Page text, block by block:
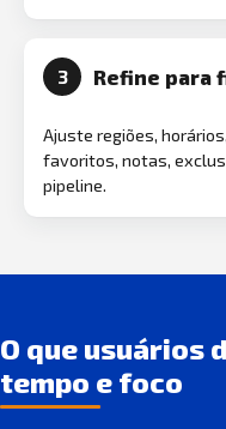
3 Refine para
Ajuste regiões,
favoritos, notas,
pipeline.
O que usuários
tempo e foco